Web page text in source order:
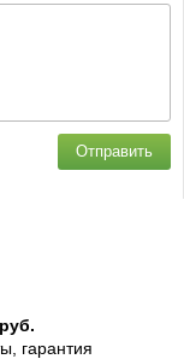
Отправить
гарантия